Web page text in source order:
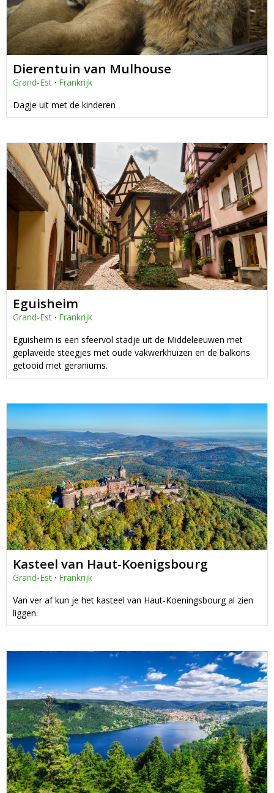
Dierentuin van Mulhouse
Grand-Est · Frankrijk
Dagje uit met de kinderen
Eguisheim
Grand-Est · Frankrijk
Eguisheim is een sfeervol stadje uit de Middeleeuwen met
geplaveide steegjes met oude vakwerkhuizen en de balkons
getooid met geraniums.
Kasteel van Haut-Koenigsbourg
Grand-Est · Frankrijk
Van ver af kun je het kasteel van Haut-Koeningsbourg al zien
liggen.